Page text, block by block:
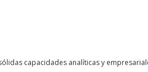
capacidades analíticas y